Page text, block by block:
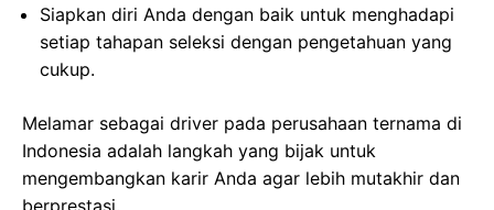
Siapkan diri Anda dengan baik untuk menghadapi
setiap tahapan seleksi dengan pengetahuan yang
cukup.
Melamar sebagai driver pada perusahaan ternama di
Indonesia adalah langkah yang bijak untuk
mengembangkan karir Anda agar lebih mutakhir dan